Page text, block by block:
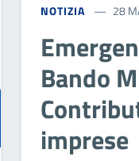
NOTIZIA 28
Bando
imprese